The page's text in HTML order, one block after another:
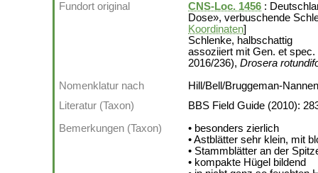
Fundort original
CNS-Loc. 1456 :
Dose», verbuschende
Koordinaten]
Schlenke, halbschattig
assoziiert mit Gen. et
2016/236), Drosera
Nomenklatur nach
Hill/Bell/Bruggeman-
Literatur (Taxon)
BBS Field Guide (2010):
Bemerkungen (Taxon)
• besonders zierlich
• Astblätter sehr klein, mit
• Stammblätter an der
• kompakte Hügel bildend